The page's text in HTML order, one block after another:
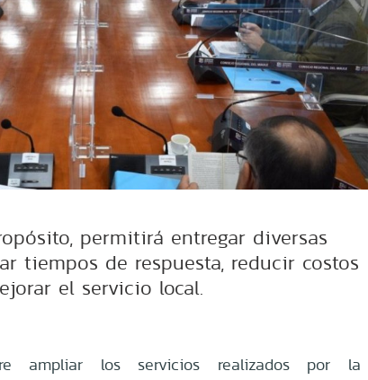
permitirá entregar diversas
tiempos de respuesta, reducir costos
el servicio local.
ampliar los servicios realizados por la